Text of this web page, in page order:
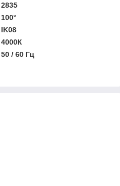
2835
100°
IK08
4000К
50 / 60 Гц